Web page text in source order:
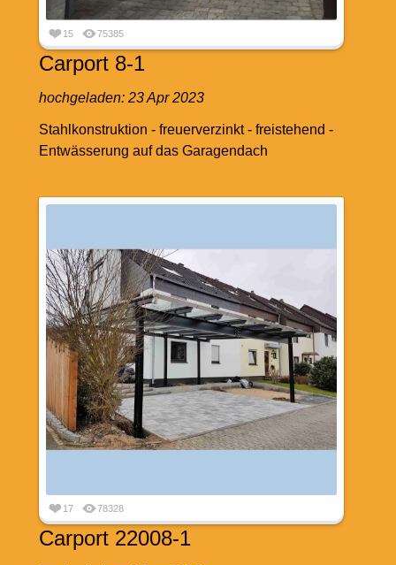
15 75385
Carport 8-1
hochgeladen: 23 Apr 2023
Stahlkonstruktion - freuerverzinkt - freistehend -
Entwässerung auf das Garagendach
17 78328
Carport 22008-1